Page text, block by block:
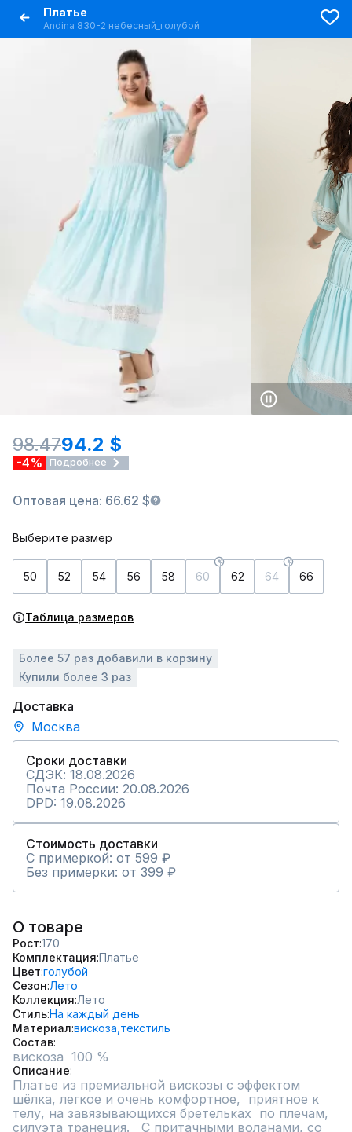
Платье
Andina 830-2 небесный_голубой
98.4794.2 $
-4% Подробнее
Оптовая цена: 66.62 $
Выберите размер
50 52 54 56 58 60 62 64 66
Таблица размеров
Более 57 раз добавили в корзину
Купили более 3 раз
Доставка
Москва
Сроки доставки
СДЭК: 18.08.2026
Почта России: 20.08.2026
DPD: 19.08.2026
Стоимость доставки
С примеркой: от 599 ₽
Без примерки: от 399 ₽
О товаре
Рост 170
Комплектация Платье
Цвет голубой
Сезон Лето
Коллекция Лето
СтильНа каждый день
Материал вискоза, текстиль
Состав
вискоза  100 %
Описание
Платье из премиальной вискозы с эффектом
шёлка, легкое и очень комфортное,  приятное к
телу, на завязывающихся бретельках  по плечам,
силуэта транеция.   С притачными воланами, со